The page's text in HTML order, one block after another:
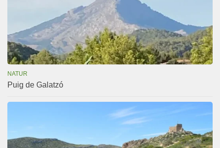
NATUR
Puig de Galatzó